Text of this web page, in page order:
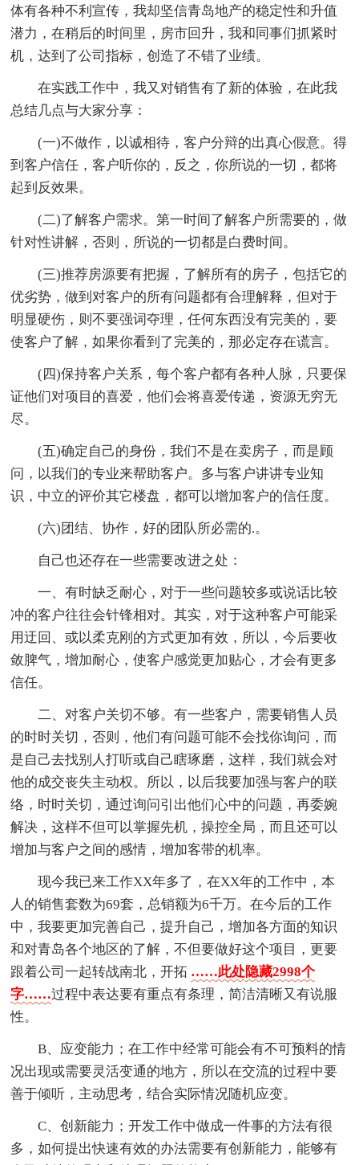
体有各种不利宣传，我却坚信青岛地产的稳定性和升值
潜力，在稍后的时间里，房市回升，我和同事们抓紧时
机，达到了公司指标，创造了不错了业绩。
在实践工作中，我又对销售有了新的体验，在此我
总结几点与大家分享：
(一)不做作，以诚相待，客户分辩的出真心假意。得
到客户信任，客户听你的，反之，你所说的一切，都将
起到反效果。
(二)了解客户需求。第一时间了解客户所需要的，做
针对性讲解，否则，所说的一切都是白费时间。
(三)推荐房源要有把握，了解所有的房子，包括它的
优劣势，做到对客户的所有问题都有合理解释，但对于
明显硬伤，则不要强词夺理，任何东西没有完美的，要
使客户了解，如果你看到了完美的，那必定存在谎言。
(四)保持客户关系，每个客户都有各种人脉，只要保
证他们对项目的喜爱，他们会将喜爱传递，资源无穷无
尽。
(五)确定自己的身份，我们不是在卖房子，而是顾
问，以我们的专业来帮助客户。多与客户讲讲专业知
识，中立的评价其它楼盘，都可以增加客户的信任度。
(六)团结、协作，好的团队所必需的.。
自己也还存在一些需要改进之处：
一、有时缺乏耐心，对于一些问题较多或说话比较
冲的客户往往会针锋相对。其实，对于这种客户可能采
用迂回、或以柔克刚的方式更加有效，所以，今后要收
敛脾气，增加耐心，使客户感觉更加贴心，才会有更多
信任。
二、对客户关切不够。有一些客户，需要销售人员
的时时关切，否则，他们有问题可能不会找你询问，而
是自己去找别人打听或自己瞎琢磨，这样，我们就会对
他的成交丧失主动权。所以，以后我要加强与客户的联
络，时时关切，通过询问引出他们心中的问题，再委婉
解决，这样不但可以掌握先机，操控全局，而且还可以
增加与客户之间的感情，增加客带的机率。
现今我已来工作XX年多了，在XX年的工作中，本
人的销售套数为69套，总销额为6千万。在今后的工作
中，我要更加完善自己，提升自己，增加各方面的知识
和对青岛各个地区的了解，不但要做好这个项目，更要
跟着公司一起转战南北，开拓 ……此处隐藏2998个
字……过程中表达要有重点有条理，简洁清晰又有说服
性。
B、应变能力；在工作中经常可能会有不可预料的情
况出现或需要灵活变通的地方，所以在交流的过程中要
善于倾听，主动思考，结合实际情况随机应变。
C、创新能力；开发工作中做成一件事的方法有很
多，如何提出快速有效的办法需要有创新能力，能够有